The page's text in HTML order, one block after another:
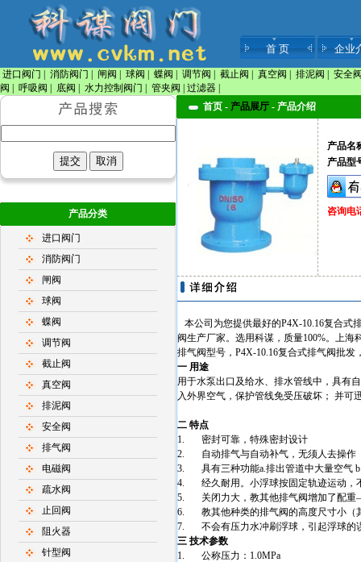
首 页 企业
进口阀门 消防阀门 闸阀 球阀 蝶阀 调节阀 截止阀 真空阀 排泥阀
安全
阀
呼吸阀 底阀 水力控制阀门 管夹阀 过滤器
产品分类
进口阀门
消防阀门
闸阀
球阀
蝶阀
调节阀
截止阀
真空阀
排泥阀
安全阀
排气阀
电磁阀
疏水阀
止回阀
阻火器
针型阀
首页 - 产品展厅 - 产品介绍
产品名
产品型
咨询电
本公司为您提供最好的P4X-10.16复合式
阀生产厂家。选用科谋，质量100%。上海
排气阀型号，P4X-10.16复合式排气阀批发
一 用途
用于水泵出口及给水、排水管线中，具有
入外界空气，保护管线免受压破坏； 并可
二 特点
1. 密封可靠，特殊密封设计
2. 自动排气与自动补气，无须人去操作
3. 具有三种功能a.排出管道中大量空气
4. 经久耐用。小浮球按固定轨迹运动，
5. 关闭力大，教其他排气阀增加了配重
6. 教其他种类的排气阀的高度尺寸小（
7. 不会有压力水冲刷浮球，引起浮球的
三 技术参数
1. 公称压力：1.0MPa